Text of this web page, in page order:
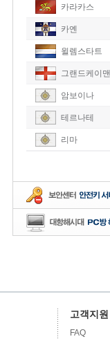
카라카스
카옌
윌렘스타트
그랜드케이맨
암보이나
테르나테
리마
고객지원
FAQ